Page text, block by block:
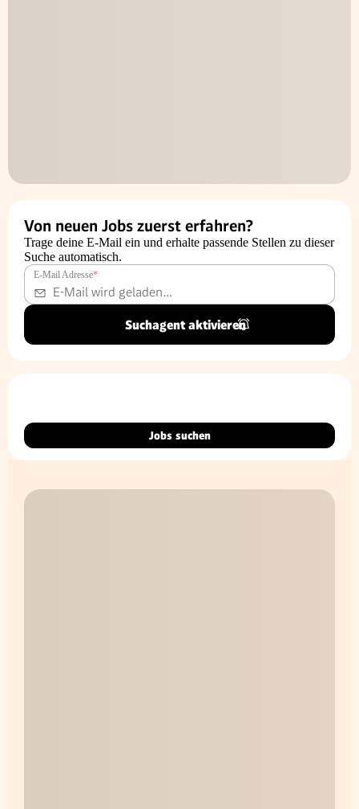
Von neuen Jobs zuerst erfahren?
Trage deine E-Mail ein und erhalte passende Stellen zu dieser
Suche automatisch.
E-Mail Adresse*
Suchagent aktivieren
Jobs suchen